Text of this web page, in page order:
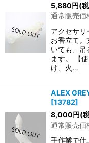
5,880円(
通常販売価
アクセサリ
お香立て。
いても、吊
ます。 【
け、火…
ALEX
[13782]
8,000円(
通常販売価
手作業で仕